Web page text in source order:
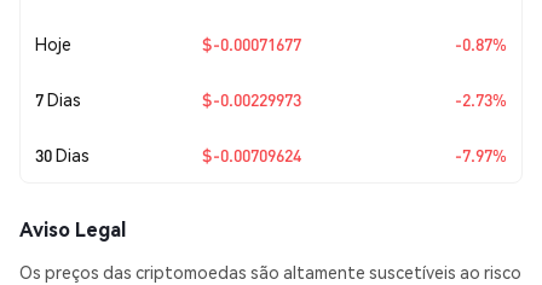
Hoje $-0.00071677 -0.87%
7 Dias $-0.00229973 -2.73%
30 Dias $-0.00709624 -7.97%
Aviso Legal
Os preços das criptomoedas são altamente suscetíveis ao risco